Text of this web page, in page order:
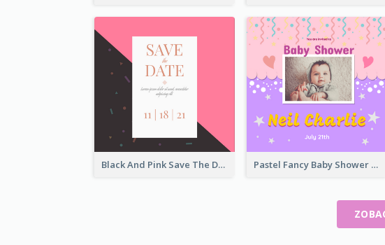
Black And Pink Save The Date 2021 Invitation Pastel Fancy Baby Shower Celebration Invitation